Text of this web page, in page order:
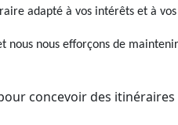
adapté à vos intérêts et à
nous efforçons de
concevoir des itinéraires